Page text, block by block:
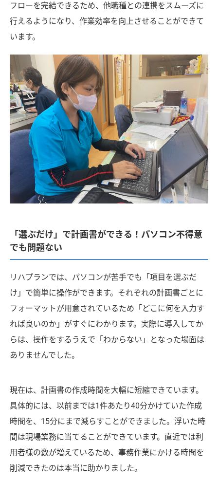
フローを完結できるため、他職種との連携をスムーズに
行えるようになり、作業効率を向上させることができて
います。
「選ぶだけ」で計画書ができる！パソコン不得意
でも問題ない
リハプランでは、パソコンが苦手でも「項目を選ぶだ
け」で簡単に操作ができます。それぞれの計画書ごとに
フォーマットが用意されているため「どこに何を入力す
れば良いのか」がすぐにわかります。実際に導入してか
らは、操作をするうえで「わからない」となった場面は
ありませんでした。
現在は、計画書の作成時間を大幅に短縮できています。
具体的には、以前までは1件あたり40分かけていた作成
時間を、15分にまで減らすことができました。浮いた時
間は現場業務に当てることができています。直近では利
用者様の数が増えているため、事務作業にかける時間を
削減できたのは本当に助かりました。